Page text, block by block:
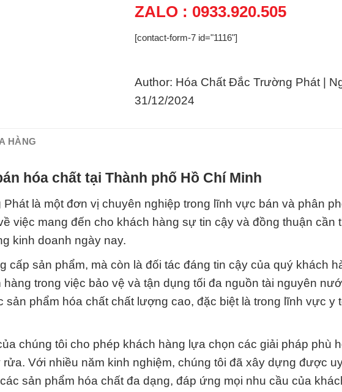
ZALO : 0933.920.505
[contact-form-7 id="1116"]
Author: Hóa Chất Đắc Trường Phát |
31/12/2024
HÀNG
hóa chất tại Thành phố Hồ Chí Minh
là một đơn vị chuyên nghiệp trong lĩnh vực bán và phân
việc mang đến cho khách hàng sự tin cậy và đồng thuận cần
kinh doanh ngày nay.
cấp sản phẩm, mà còn là đối tác đáng tin cậy của quý khách
trong việc bảo vệ và tận dụng tối đa nguồn tài nguyên
sản phẩm hóa chất chất lượng cao, đặc biệt là trong lĩnh vực y
chúng tôi cho phép khách hàng lựa chọn các giải pháp phù
Với nhiều năm kinh nghiệm, chúng tôi đã xây dựng được
sản phẩm hóa chất đa dạng, đáp ứng mọi nhu cầu của